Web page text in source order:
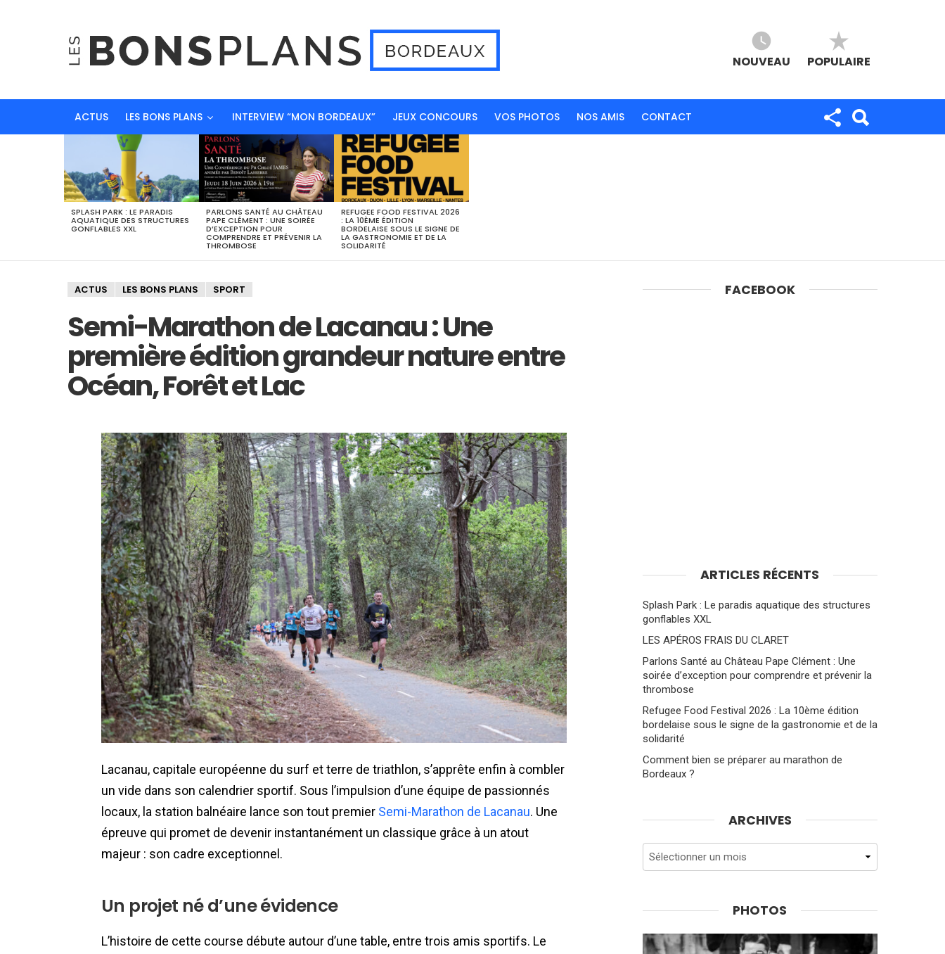
NOUVEAU POPULAIRE
ACTUS LES BONS PLANS INTERVIEW “MON BORDEAUX” JEUX CONCOURS VOS PHOTOS NOS AMIS CONTACT
SPLASH PARK : LE PARADIS
AQUATIQUE DES STRUCTURES
GONFLABLES XXL
PARLONS SANTÉ AU CHÂTEAU
PAPE CLÉMENT : UNE SOIRÉE
D’EXCEPTION POUR
COMPRENDRE ET PRÉVENIR LA
THROMBOSE
REFUGEE FOOD FESTIVAL 2026
: LA 10ÈME ÉDITION
BORDELAISE SOUS LE SIGNE DE
LA GASTRONOMIE ET DE LA
SOLIDARITÉ
ACTUS LES BONS PLANS SPORT
Semi-Marathon de Lacanau : Une
première édition grandeur nature entre
Océan, Forêt et Lac
Lacanau, capitale européenne du surf et terre de triathlon, s’apprête enfin à combler
un vide dans son calendrier sportif. Sous l’impulsion d’une équipe de passionnés
locaux, la station balnéaire lance son tout premier Semi-Marathon de Lacanau. Une
épreuve qui promet de devenir instantanément un classique grâce à un atout
majeur : son cadre exceptionnel.
Un projet né d’une évidence
L’histoire de cette course débute autour d’une table, entre trois amis sportifs. Le
FACEBOOK
ARTICLES RÉCENTS
Splash Park : Le paradis aquatique des structures
gonflables XXL
LES APÉROS FRAIS DU CLARET
Parlons Santé au Château Pape Clément : Une
soirée d’exception pour comprendre et prévenir la
thrombose
Refugee Food Festival 2026 : La 10ème édition
bordelaise sous le signe de la gastronomie et de la
solidarité
Comment bien se préparer au marathon de
Bordeaux ?
ARCHIVES
Archives
PHOTOS